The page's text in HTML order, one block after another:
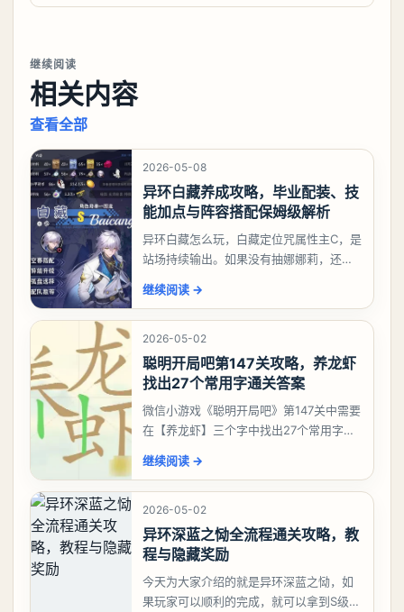
继续阅读
相关内容
查看全部
2026-05-08
异环白藏养成攻略，毕业配装、技
能加点与阵容搭配保姆级解析
异环白藏怎么玩，白藏定位咒属性主C，是
站场持续输出。如果没有抽娜娜莉，还没
有娜娜莉缺另外一个二队C想打深渊也可以
考虑养个白藏
继续阅读 →
2026-05-02
聪明开局吧第147关攻略，养龙虾
找出27个常用字通关答案
微信小游戏《聪明开局吧》第147关中需要
在【养龙虾】三个字中找出27个常用字，
大、夫、夰、巾、中、虫、下、虾、卜、
囗、吓、卟、
继续阅读 →
2026-05-02
异环深蓝之恸全流程通关攻略，教
程与隐藏奖励
今天为大家介绍的就是异环深蓝之恸，如
果玩家可以顺利的完成，就可以拿到S级弧